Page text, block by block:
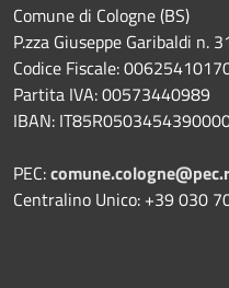
Comune di Cologne (BS)
P.zza Giuseppe Garibaldi n.
Codice Fiscale:
Partita IVA: 00573440989
IBAN:
PEC:
Centralino Unico: +39 030